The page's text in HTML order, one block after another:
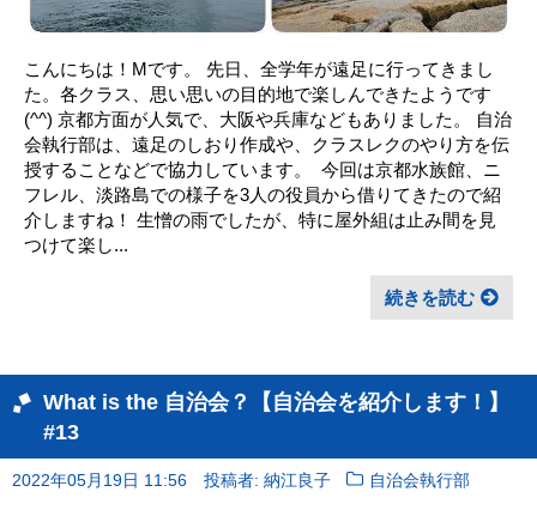
こんにちは！Mです。 先日、全学年が遠足に行ってきまし
た。各クラス、思い思いの目的地で楽しんできたようです
(^^) 京都方面が人気で、大阪や兵庫などもありました。 自治
会執行部は、遠足のしおり作成や、クラスレクのやり方を伝
授することなどで協力しています。 ㅤ 今回は京都水族館、ニ
フレル、淡路島での様子を3人の役員から借りてきたので紹
介しますね！ 生憎の雨でしたが、特に屋外組は止み間を見
つけて楽し...
続きを読む
What is the 自治会？【自治会を紹介します！】
#13
2022年05月19日 11:56 投稿者: 納江良子 自治会執行部